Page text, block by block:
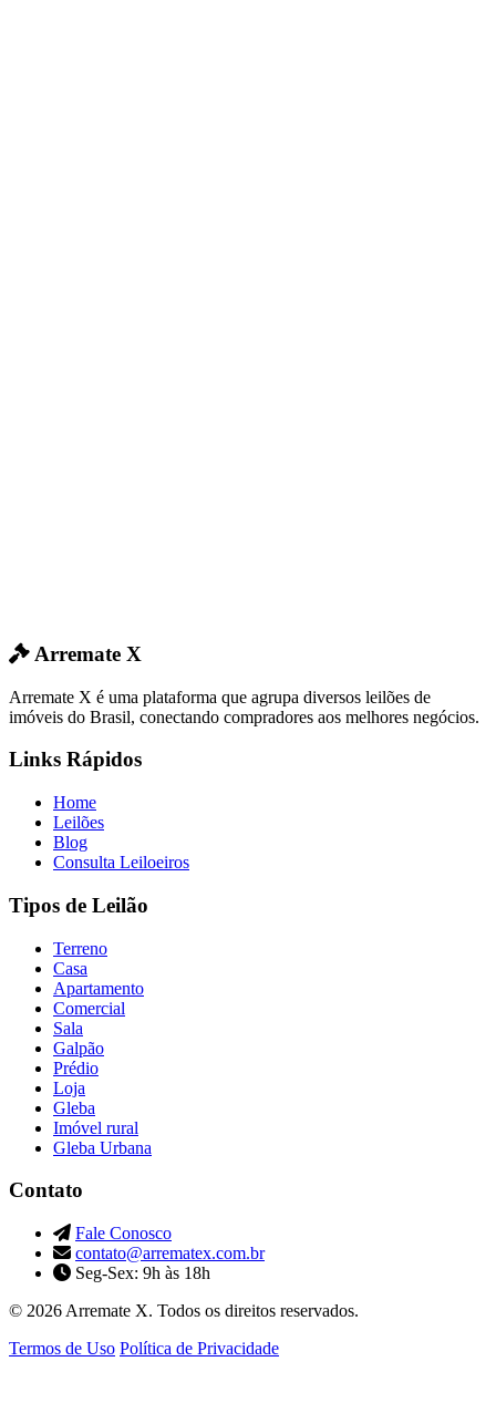
Arremate X
Arremate X é uma plataforma que agrupa diversos leilões de
imóveis do Brasil, conectando compradores aos melhores negócios.
Links Rápidos
Home
Leilões
Blog
Consulta Leiloeiros
Tipos de Leilão
Terreno
Casa
Apartamento
Comercial
Sala
Galpão
Prédio
Loja
Gleba
Imóvel rural
Gleba Urbana
Contato
Fale Conosco
contato@arrematex.com.br
Seg-Sex: 9h às 18h
© 2026 Arremate X. Todos os direitos reservados.
Termos de Uso Política de Privacidade